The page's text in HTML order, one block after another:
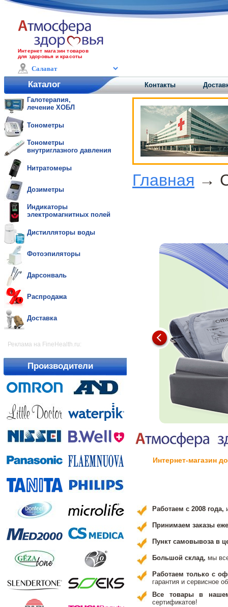
Интернет магазин товаров
для здоровья и красоты
Каталог Контакты
Галотерапия,
лечение ХОБЛ
Тонометры
Тонометры
внутриглазного давления
Нитратомеры
Дозиметры
Индикаторы
электромагнитных полей
Дистилляторы воды
Фотоэпиляторы
Дарсонваль
Распродажа
Доставка
Реклама на FineHealth.ru:
Производители
Главная →
Интернет-магазин
Работаем с 2008 года,
Принимаем заказы
Пункт самовывоза в
Большой склад, мы
Работаем только с
гарантия и сервисное
Все товары в
сертификатов!